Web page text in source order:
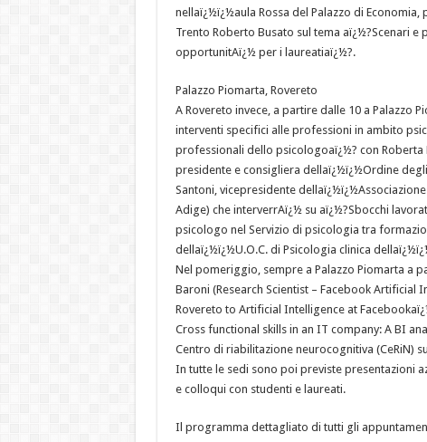
nellaï¿½ï¿½aula Rossa del Palazzo di
Trento Roberto Busato sul tema aï¿½?Scenari
opportunitAï¿½ per i laureatiaï¿½?.
Palazzo Piomarta, Rovereto
A Rovereto invece, a partire dalle 10 a Palazzo
interventi specifici alle professioni in ambito
professionali dello psicologoaï¿½? con Roberta
presidente e consigliera dellaï¿½ï¿½Ordine
Santoni, vicepresidente
Adige) che interverrAï¿½ su aï¿½?Sbocchi
psicologo nel Servizio di psicologia tra
dellaï¿½ï¿½U.O.C. di Psicologia clinica
Nel pomeriggio, sempre a Palazzo Piomarta a
Baroni (Research Scientist – Facebook Artificial
Rovereto to Artificial Intelligence at
Cross functional skills in an IT company: A BI
Centro di riabilitazione neurocognitiva (CeRiN)
In tutte le sedi sono poi previste presentazioni
e colloqui con studenti e laureati.
Il programma dettagliato di tutti gli